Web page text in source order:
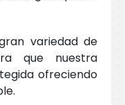
variedad de
que nuestra
ofreciendo